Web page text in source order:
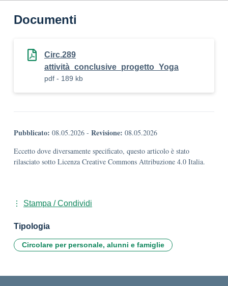
Documenti
Circ.289
attività_conclusive_progetto_Yoga
pdf - 189 kb
Pubblicato: 08.05.2026 - Revisione: 08.05.2026
Eccetto dove diversamente specificato, questo articolo è stato
rilasciato sotto Licenza Creative Commons Attribuzione 4.0 Italia.
Stampa / Condividi
Tipologia
Circolare per personale, alunni e famiglie